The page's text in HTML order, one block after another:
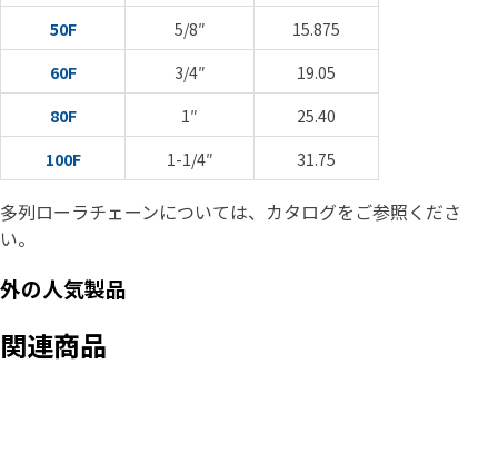
50F
5/8″
15.875
60F
3/4″
19.05
80F
1″
25.40
100F
1-1/4″ 31.75
多列ローラチェーンについては、カタログをご参照くださ
い。
外の人気製品
関連商品